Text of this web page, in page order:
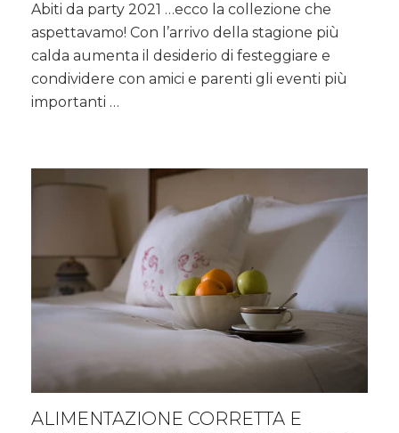
PARTY
2021:
I
MIGLIORI
ABITI
Abiti da party 2021 …ecco la collezione che
aspettavamo! Con l’arrivo della stagione più
calda aumenta il desiderio di festeggiare e
condividere con amici e parenti gli eventi più
importanti …
ALIMENTAZIONE CORRETTA E